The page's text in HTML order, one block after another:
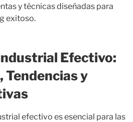
y técnicas diseñadas para
exitoso.
Efectivo:
Tendencias y
efectivo es esencial para las